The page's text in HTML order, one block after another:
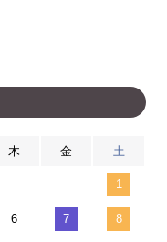
木 金 土
1
6 7 8